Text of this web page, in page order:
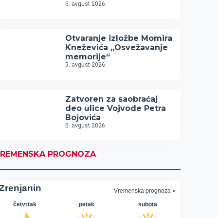
5. avgust 2026.
Otvaranje izložbe Momira
Kneževića „Osvežavanje
memorije“
5. avgust 2026.
Zatvoren za saobraćaj
deo ulice Vojvode Petra
Bojovića
5. avgust 2026.
PROGNOZA